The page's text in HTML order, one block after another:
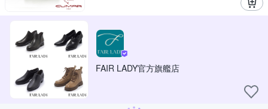
FAIR LADY官方旗艦店